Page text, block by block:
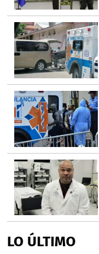
LO ÚLTIMO